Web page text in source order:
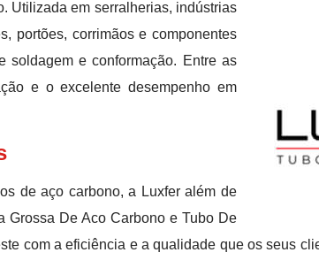
Utilizada em serralherias, indústrias
portões, corrimãos e componentes
soldagem e conformação. Entre as
e o excelente desempenho em
de aço carbono, a Luxfer além de
Grossa De Aco Carbono e Tubo De
com a eficiência e a qualidade que os seus